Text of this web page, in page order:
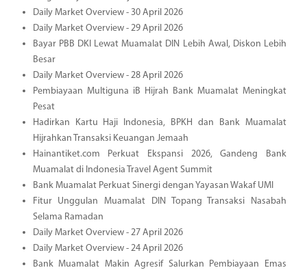
Daily Market Overview - 30 April 2026
Daily Market Overview - 29 April 2026
Bayar PBB DKI Lewat Muamalat DIN Lebih Awal, Diskon Lebih
Besar
Daily Market Overview - 28 April 2026
Pembiayaan Multiguna iB Hijrah Bank Muamalat Meningkat
Pesat
Hadirkan Kartu Haji Indonesia, BPKH dan Bank Muamalat
Hijrahkan Transaksi Keuangan Jemaah
Hainantiket.com Perkuat Ekspansi 2026, Gandeng Bank
Muamalat di Indonesia Travel Agent Summit
Bank Muamalat Perkuat Sinergi dengan Yayasan Wakaf UMI
Fitur Unggulan Muamalat DIN Topang Transaksi Nasabah
Selama Ramadan
Daily Market Overview - 27 April 2026
Daily Market Overview - 24 April 2026
Bank Muamalat Makin Agresif Salurkan Pembiayaan Emas